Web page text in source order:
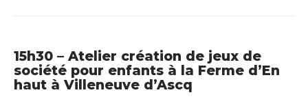
15h30 – Atelier création de jeux de
société pour enfants à la Ferme d’En
haut à Villeneuve d’Ascq